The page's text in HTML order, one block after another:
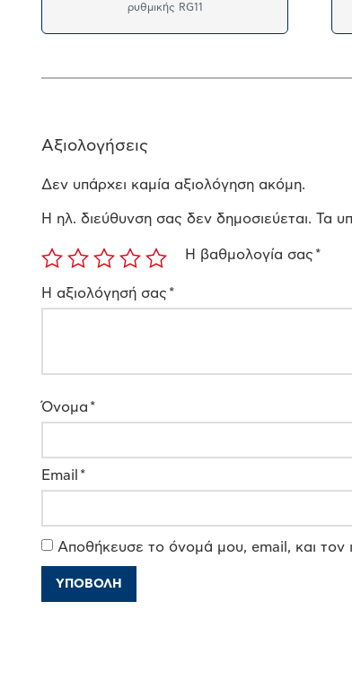
ρυθμικής RG11
Αξιολογήσεις
Δεν υπάρχει καμία αξιολόγηση ακόμη.
Η ηλ. διεύθυνση σας δεν δημοσιεύεται. Τα
Η βαθμολογία σας *
Η αξιολόγησή σας *
Όνομα *
Email *
Αποθήκευσε το όνομά μου, email, και